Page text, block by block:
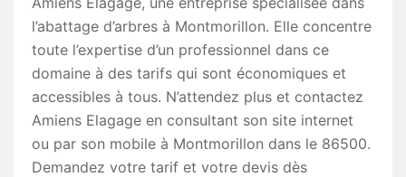
l’abattage d’arbres à Montmorillon. Elle concentre
toute l’expertise d’un professionnel dans ce
domaine à des tarifs qui sont économiques et
accessibles à tous. N’attendez plus et contactez
Amiens Elagage en consultant son site internet
ou par son mobile à Montmorillon dans le 86500.
Demandez votre tarif et votre devis dès